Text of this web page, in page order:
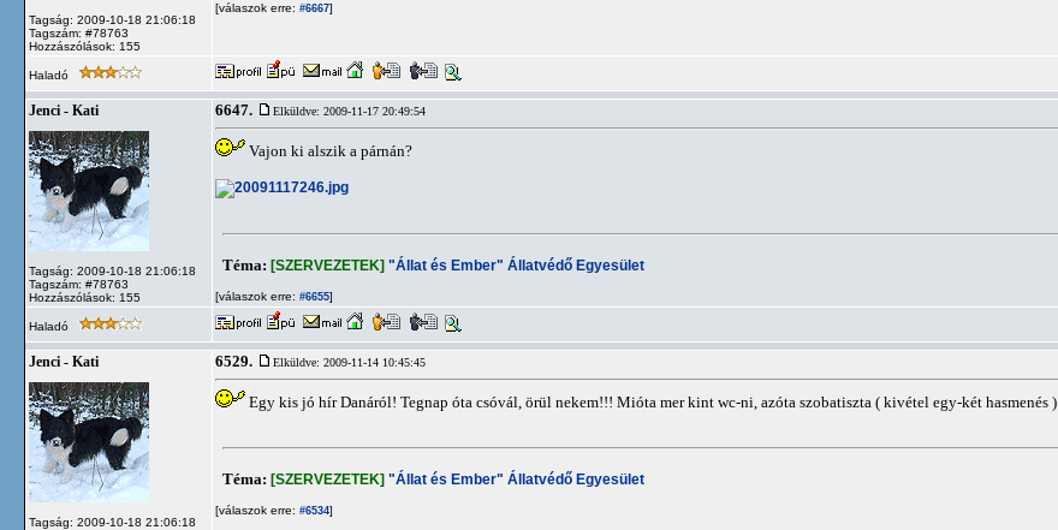
Tagság: 2009-10-18 21:06:18
Tagszám: #78763
Hozzászólások: 155
[válaszok erre: #6667]
Haladó
Jenci - Kati
Tagság: 2009-10-18 21:06:18
Tagszám: #78763
Hozzászólások: 155
6647. Elküldve: 2009-11-17 20:49:54
Vajon ki alszik a párnán?
Téma: [SZERVEZETEK] "Állat és Ember" Állatvédő Egyesület
[válaszok erre: #6655]
Haladó
Jenci - Kati
Tagság: 2009-10-18 21:06:18
6529. Elküldve: 2009-11-14 10:45:45
Egy kis jó hír Danáról! Tegnap óta csóvál, örül nekem!!! Mióta mer kint wc-ni, azóta szobatiszta ( kivétel egy-két hasmenés ).
Téma: [SZERVEZETEK] "Állat és Ember" Állatvédő Egyesület
[válaszok erre: #6534]